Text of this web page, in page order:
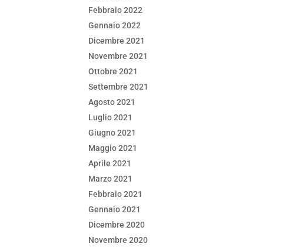
Febbraio 2022
Gennaio 2022
Dicembre 2021
Novembre 2021
Ottobre 2021
Settembre 2021
Agosto 2021
Luglio 2021
Giugno 2021
Maggio 2021
Aprile 2021
Marzo 2021
Febbraio 2021
Gennaio 2021
Dicembre 2020
Novembre 2020